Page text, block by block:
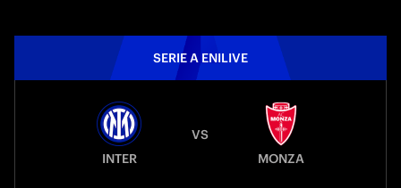
SERIE A ENILIVE
INTER
VS
MONZA